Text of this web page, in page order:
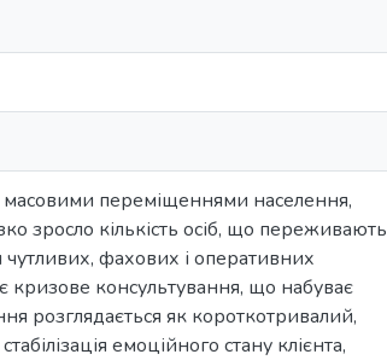
масовими переміщеннями населення,
зросло кількість осіб, що переживають
фахових і оперативних
кризове консультування, що набуває
розглядається як короткотривалий,
емоційного стану клієнта,